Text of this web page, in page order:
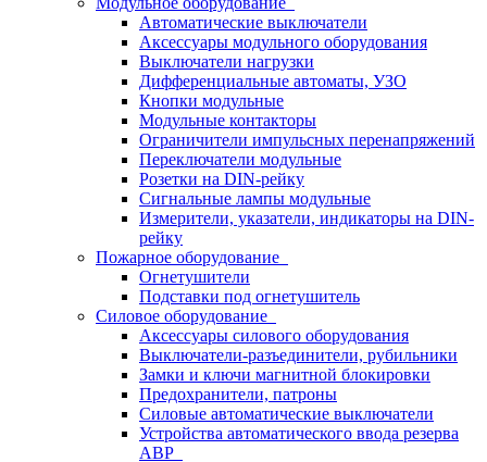
Автоматические выключатели
Аксессуары модульного оборудования
Выключатели нагрузки
Дифференциальные автоматы, УЗО
Кнопки модульные
Модульные контакторы
Ограничители импульсных перенапряжений
Переключатели модульные
Розетки на DIN-рейку
Сигнальные лампы модульные
Измерители, указатели, индикаторы на DIN-
рейку
Пожарное оборудование
Огнетушители
Подставки под огнетушитель
Силовое оборудование
Аксессуары силового оборудования
Выключатели-разъединители, рубильники
Замки и ключи магнитной блокировки
Предохранители, патроны
Силовые автоматические выключатели
Устройства автоматического ввода резерва
АВР